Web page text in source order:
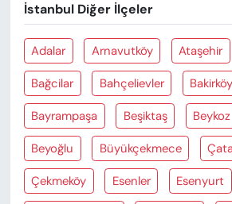
İstanbul Diğer İlçeler
Adalar Arnavutköy Ataşehir
Bağcilar Bahçelievler Bakirköy
Bayrampaşa Beşiktaş Beykoz
Beyoğlu Büyükçekmece
Çekmeköy Esenler Esenyurt